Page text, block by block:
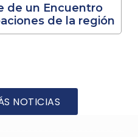
de un Encuentro
de la región
NOTICIAS